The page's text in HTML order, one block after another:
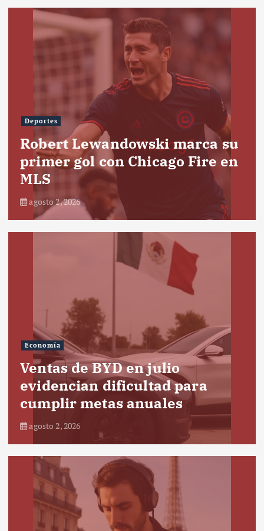
Deportes
Robert Lewandowski marca su
primer gol con Chicago Fire en
MLS
agosto 2, 2026
Economía
Ventas de BYD en julio
evidencian dificultad para
cumplir metas anuales
agosto 2, 2026